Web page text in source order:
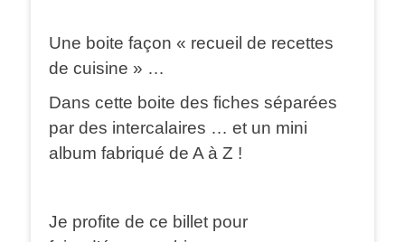
Une boite façon « recueil de recettes
de cuisine » …
Dans cette boite des fiches séparées
par des intercalaires … et un mini
album fabriqué de A à Z !
Je profite de ce billet pour